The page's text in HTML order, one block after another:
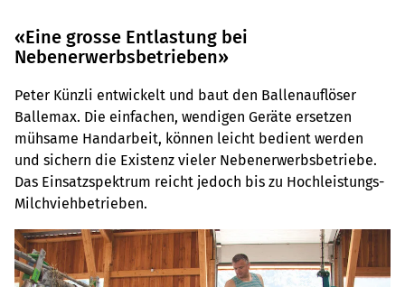
«Eine grosse Entlastung bei
Nebenerwerbsbetrieben»
Peter Künzli entwickelt und baut den Ballenauflöser
Ballemax. Die einfachen, wendigen Geräte ersetzen
mühsame Handarbeit, können leicht bedient werden
und sichern die Existenz vieler Nebenerwerbsbetriebe.
Das Einsatzspektrum reicht jedoch bis zu Hochleistungs-
Milchviehbetrieben.